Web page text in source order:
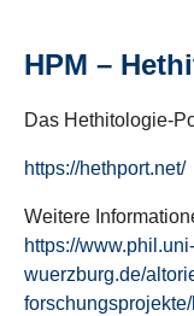
HPM –
Das Hethitologie-
https://hethport.net/
Weitere
https://www.phil.uni-
wuerzburg.de/